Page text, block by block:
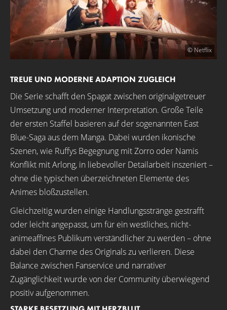
© Netflix
TREUE UND MODERNE ADAPTION ZUGLEICH
Die Serie schafft den Spagat zwischen originalgetreuer
Umsetzung und moderner Interpretation. Große Teile
der ersten Staffel basieren auf der sogenannten East
Blue-Saga aus dem Manga. Dabei wurden ikonische
Szenen, wie Ruffys Begegnung mit Zorro oder Namis
Konflikt mit Arlong, in liebevoller Detailarbeit inszeniert –
ohne die typischen überzeichneten Elemente des
Animes bloßzustellen.
Gleichzeitig wurden einige Handlungsstränge gestrafft
oder leicht angepasst, um für ein westliches, nicht-
animeaffines Publikum verständlicher zu werden – ohne
dabei den Charme des Originals zu verlieren. Diese
Balance zwischen Fanservice und narrativer
Zugänglichkeit wurde von der Community überwiegend
positiv aufgenommen.